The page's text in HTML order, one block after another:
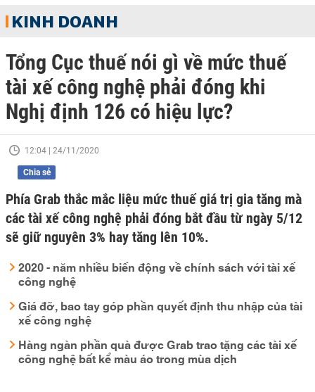
KINH DOANH
Tổng Cục thuế nói gì về mức thuế
tài xế công nghệ phải đóng khi
Nghị định 126 có hiệu lực?
12:04 | 24/11/2020
Chia sẻ
Phía Grab thắc mắc liệu mức thuế giá trị gia tăng mà
các tài xế công nghệ phải đóng bắt đầu từ ngày 5/12
sẽ giữ nguyên 3% hay tăng lên 10%.
2020 - năm nhiều biến động về chính sách với tài xế
công nghệ
Giá đỡ, bao tay góp phần quyết định thu nhập của tài
xế công nghệ
Hàng ngàn phần quà được Grab trao tặng các tài xế
công nghệ bất kể màu áo trong mùa dịch